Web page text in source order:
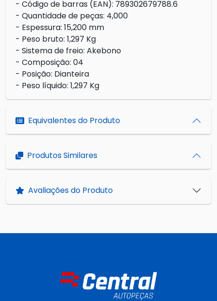
- Código de barras (EAN): 789302679788.6
- Quantidade de peças: 4,000
- Espessura: 15,200 mm
- Peso bruto: 1,297 Kg
- Sistema de freio: Akebono
- Composição: 04
- Posição: Dianteira
- Peso líquido: 1,297 Kg
Equivalentes do Produto
Produtos Similares
Avaliações do Produto